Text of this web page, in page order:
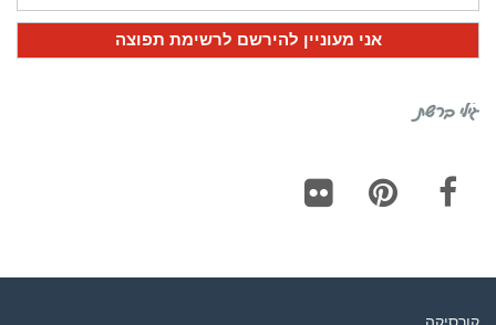
גילי ברשת